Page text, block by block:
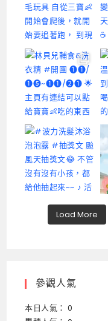
Load More
參觀人氣
本日人氣： 0